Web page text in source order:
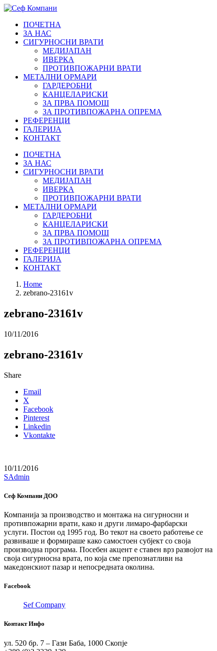
ПОЧЕТНА
ЗА НАС
СИГУРНОСНИ ВРАТИ
МЕДИЈАПАН
ИВЕРКА
ПРОТИВПОЖАРНИ ВРАТИ
МЕТАЛНИ ОРМАРИ
ГАРДЕРОБНИ
КАНЦЕЛАРИСКИ
ЗА ПРВА ПОМОШ
ЗА ПРОТИВПОЖАРНА ОПРЕМА
РЕФЕРЕНЦИ
ГАЛЕРИЈА
КОНТАКТ
ПОЧЕТНА
ЗА НАС
СИГУРНОСНИ ВРАТИ
МЕДИЈАПАН
ИВЕРКА
ПРОТИВПОЖАРНИ ВРАТИ
МЕТАЛНИ ОРМАРИ
ГАРДЕРОБНИ
КАНЦЕЛАРИСКИ
ЗА ПРВА ПОМОШ
ЗА ПРОТИВПОЖАРНА ОПРЕМА
РЕФЕРЕНЦИ
ГАЛЕРИЈА
КОНТАКТ
Home
zebrano-23161v
zebrano-23161v
10/11/2016
zebrano-23161v
Share
Email
X
Facebook
Pinterest
Linkedin
Vkontakte
10/11/2016
SAdmin
Сеф Компани ДОО
Компанија за производство и монтажа на сигурносни и
противпожарни врати, како и други лимаро-фарбарски
услуги. Постои од 1995 год. Во текот на своето работење се
развиваше и формираше како самостоен субјект со своја
производна програма. Посебен акцент е ставен врз развојот на
своја сигурносна врата, по која сме препознатливи на
македонскиот пазар и непосредната околина.
Facebook
Sef Company
Контакт Инфо
ул. 520 бр. 7 – Гази Баба, 1000 Скопје